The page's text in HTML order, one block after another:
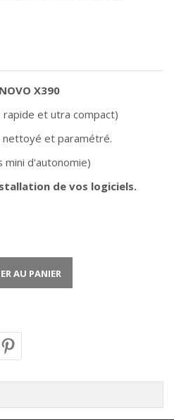
X390
et utra compact)
nettoyé et paramétré.
d'autonomie)
de vos logiciels.
AU PANIER